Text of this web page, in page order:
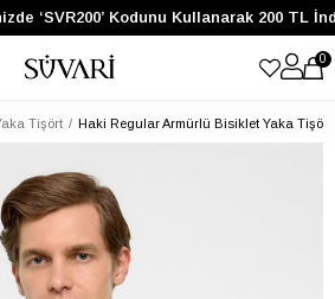
‘SVR200’ Kodunu Kullanarak 200 TL
0
Tişört Haki Regular Armürlü Bisiklet Yaka Tişört